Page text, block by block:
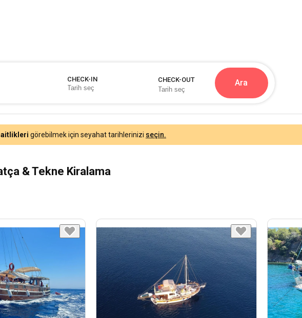
CHECK-IN CHECK-OUT Ara
görebilmek için seyahat tarihlerinizi seçin.
& Tekne Kiralama